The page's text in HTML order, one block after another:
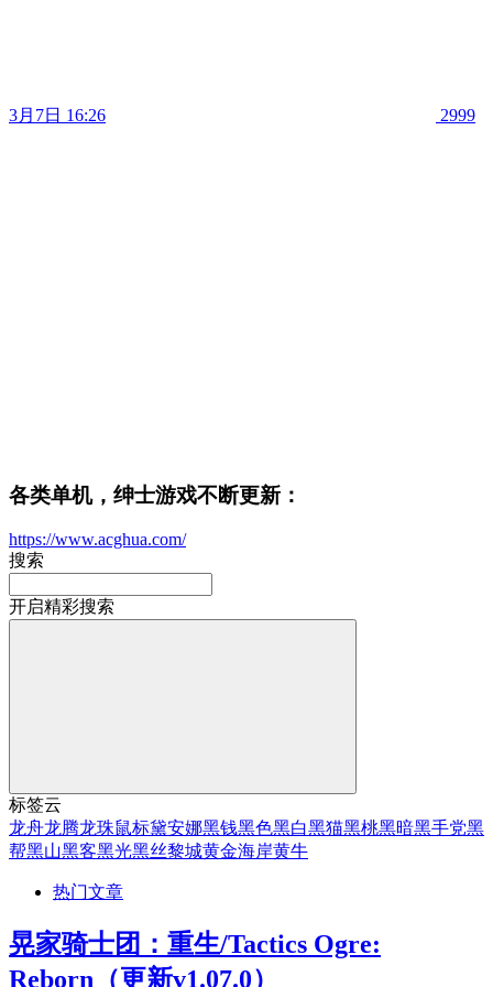
3月7日 16:26 2999
各类单机，绅士游戏不断更新：
https://www.acghua.com/
搜索
开启精彩搜索
标签云
龙舟龙腾龙珠鼠标黛安娜黑钱黑色黑白黑猫黑桃黑暗黑手党黑
帮黑山黑客黑光黑丝黎城黄金海岸黄牛
热门文章
晃家骑士团：重生/Tactics Ogre:
Reborn（更新v1.07.0）